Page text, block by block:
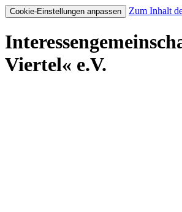
Cookie-Einstellungen anpassen Zum Inhalt
Viertel« e.V.